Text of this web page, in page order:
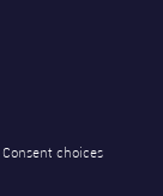
Consent choices